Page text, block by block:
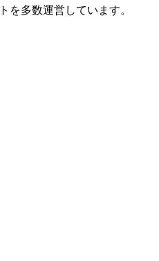
を多数運営しています。